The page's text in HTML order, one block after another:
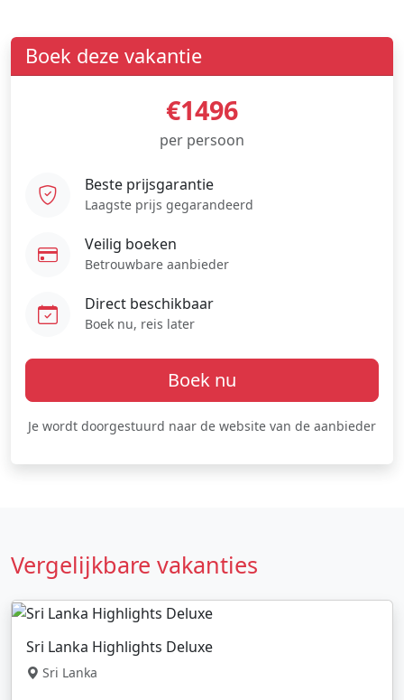
Boek deze vakantie
€1496
per persoon
Beste prijsgarantie
Laagste prijs gegarandeerd
Veilig boeken
Betrouwbare aanbieder
Direct beschikbaar
Boek nu, reis later
Boek nu
Je wordt doorgestuurd naar de website van de aanbieder
Vergelijkbare vakanties
Sri Lanka Highlights Deluxe
Sri Lanka